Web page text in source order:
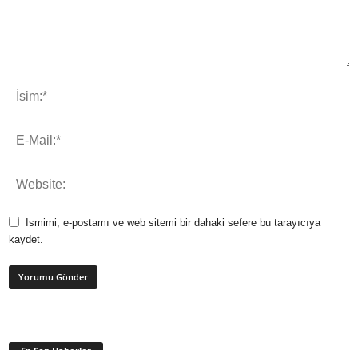
Ismimi, e-postamı ve web sitemi bir dahaki sefere bu tarayıcıya
kaydet.